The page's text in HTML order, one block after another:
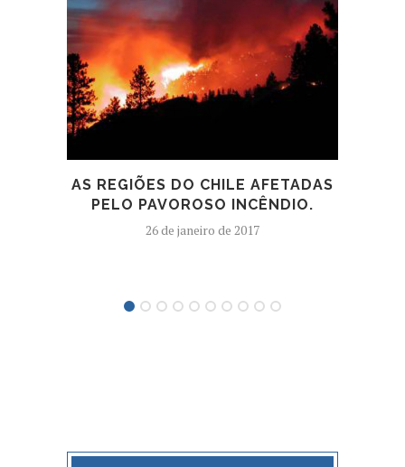
AS REGIÕES DO CHILE AFETADAS
PELO PAVOROSO INCÊNDIO.
26 de janeiro de 2017